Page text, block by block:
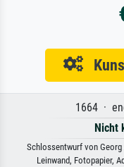
1664 ·
Nicht
Schlossentwurf von
Leinwand, Fotopapier,